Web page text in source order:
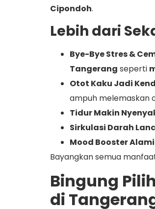
Cipondoh.
Lebih dari
Bye-Bye Stres &
Tangerang seperti
Otot Kaku Jadi
ampuh melemaskan
Tidur Makin
Sirkulasi Darah
Mood Booster
Bayangkan semua
Bingung
di